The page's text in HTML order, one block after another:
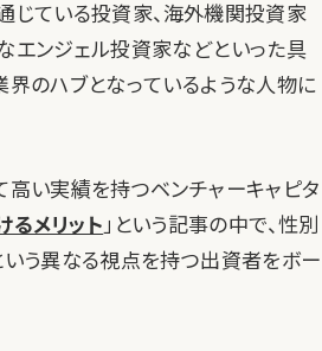
じている投資家、海外機関投資家
エンジェル投資家などといった具
界のハブとなっているような人物に
い実績を持つベンチャーキャピタ
メリット 」という記事の中で、性別
いう異なる視点を持つ出資者をボー